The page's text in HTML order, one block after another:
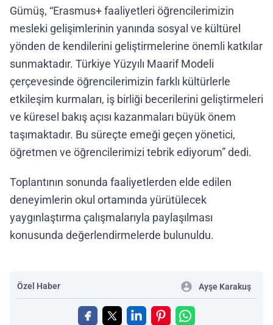
Gümüş, “Erasmus+ faaliyetleri öğrencilerimizin
mesleki gelişimlerinin yanında sosyal ve kültürel
yönden de kendilerini geliştirmelerine önemli katkılar
sunmaktadır. Türkiye Yüzyılı Maarif Modeli
çerçevesinde öğrencilerimizin farklı kültürlerle
etkileşim kurmaları, iş birliği becerilerini geliştirmeleri
ve küresel bakış açısı kazanmaları büyük önem
taşımaktadır. Bu süreçte emeği geçen yönetici,
öğretmen ve öğrencilerimizi tebrik ediyorum” dedi.
Toplantının sonunda faaliyetlerden elde edilen
deneyimlerin okul ortamında yürütülecek
yaygınlaştırma çalışmalarıyla paylaşılması
konusunda değerlendirmelerde bulunuldu.
Özel Haber Ayşe Karakuş